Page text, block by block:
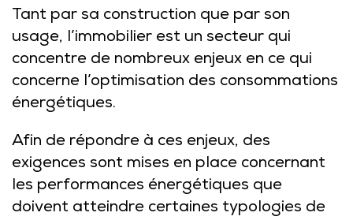
Tant par sa construction que par son
usage, l’immobilier est un secteur qui
concentre de nombreux enjeux en ce qui
concerne l’optimisation des consommations
énergétiques.
Afin de répondre à ces enjeux, des
exigences sont mises en place concernant
les performances énergétiques que
doivent atteindre certaines typologies de